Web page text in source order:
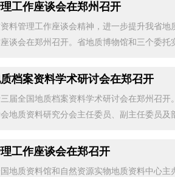
工作座谈会在郑州召开
料管理工作座谈会精神，进一步提升我省地
谈会在郑州召开。省地质博物馆和三个委
档案资料学术研讨会在郑召开
三届全国地质档案资料学术研讨会在郑州召
地质资料研究分会主任委员、副主任委员
工作座谈会在郑召开
国地质资料馆和自然资源实物地质资料中心